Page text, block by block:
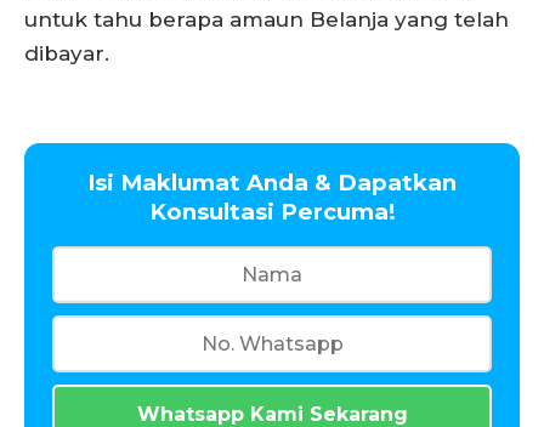
untuk tahu berapa amaun Belanja yang telah
dibayar.
Isi Maklumat Anda & Dapatkan
Konsultasi Percuma!
Whatsapp Kami Sekarang